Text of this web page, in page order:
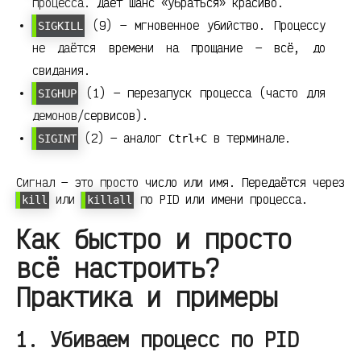
процесса. Даёт шанс «убраться» красиво.
SIGKILL
(9) — мгновенное убийство. Процессу
не даётся времени на прощание — всё, до
свидания.
SIGHUP
(1) — перезапуск процесса (часто для
демонов/сервисов).
SIGINT (2) — аналог Ctrl+C в терминале.
Сигнал — это просто число или имя. Передаётся через
kill или killall по PID или имени процесса.
Как быстро и просто
всё настроить?
Практика и примеры
1. Убиваем процесс по PID